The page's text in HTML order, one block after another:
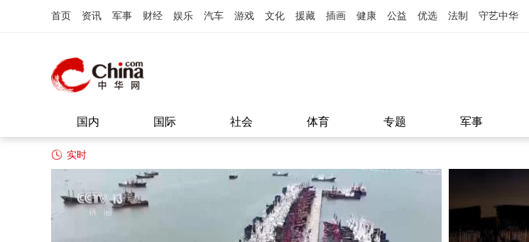
首页 资讯 军事 财经 娱乐 汽车 游戏 文化 援藏 插画 健康 公益 优选 法制 守艺中华
国内 国际 社会 体育 专题 军事
实时